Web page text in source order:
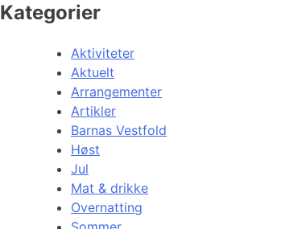
Kategorier
Aktiviteter
Aktuelt
Arrangementer
Artikler
Barnas Vestfold
Høst
Jul
Mat & drikke
Overnatting